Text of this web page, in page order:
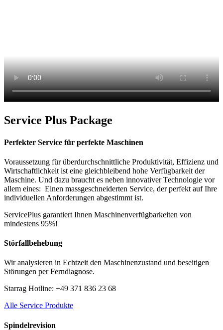
Service Plus Package
Perfekter Service für perfekte Maschinen
Voraussetzung für überdurchschnittliche Produktivität, Effizienz und
Wirtschaftlichkeit ist eine gleichbleibend hohe Verfügbarkeit der
Maschine. Und dazu braucht es neben innovativer Technologie vor
allem eines: Einen massgeschneiderten Service, der perfekt auf Ihre
individuellen Anforderungen abgestimmt ist.
ServicePlus garantiert Ihnen Maschinenverfügbarkeiten von
mindestens 95%!
Störfallbehebung
Wir analysieren in Echtzeit den Maschinenzustand und beseitigen
Störungen per Ferndiagnose.
Starrag Hotline: +49 371 836 23 68
Alle Service Produkte
Spindelrevision